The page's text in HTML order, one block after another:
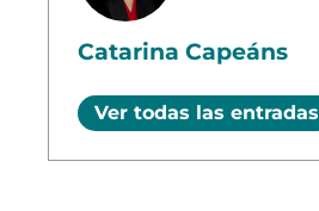
Catarina Capeáns
Ver todas las entradas